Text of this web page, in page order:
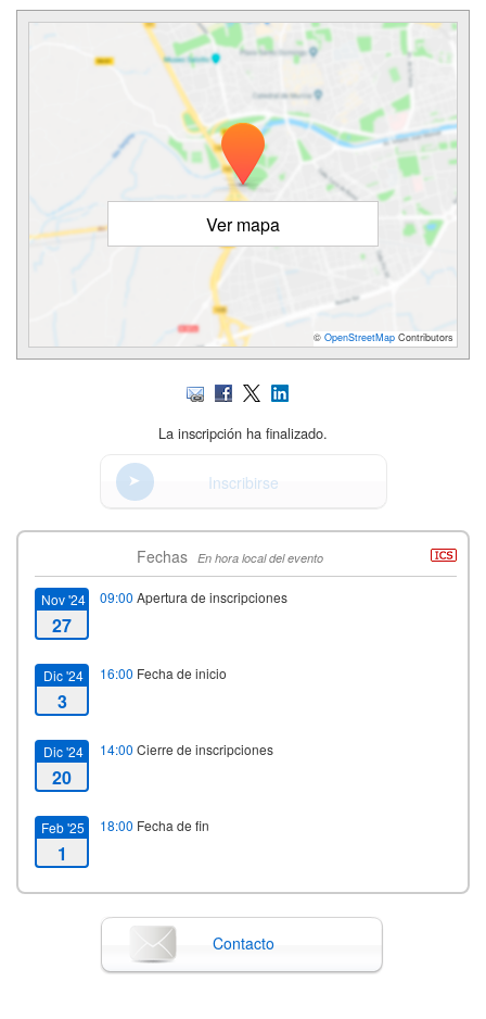
Ver mapa
© OpenStreetMap Contributors
La inscripción ha finalizado.
Inscribirse
Fechas En hora local del evento
Nov '24
27
09:00 Apertura de inscripciones
Dic '24
3
16:00 Fecha de inicio
Dic '24
20
14:00 Cierre de inscripciones
Feb '25
1
18:00 Fecha de fin
Contacto